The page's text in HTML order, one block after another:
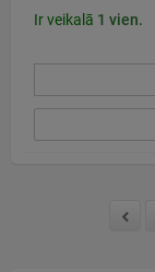
Ir veikalā 1 vien.